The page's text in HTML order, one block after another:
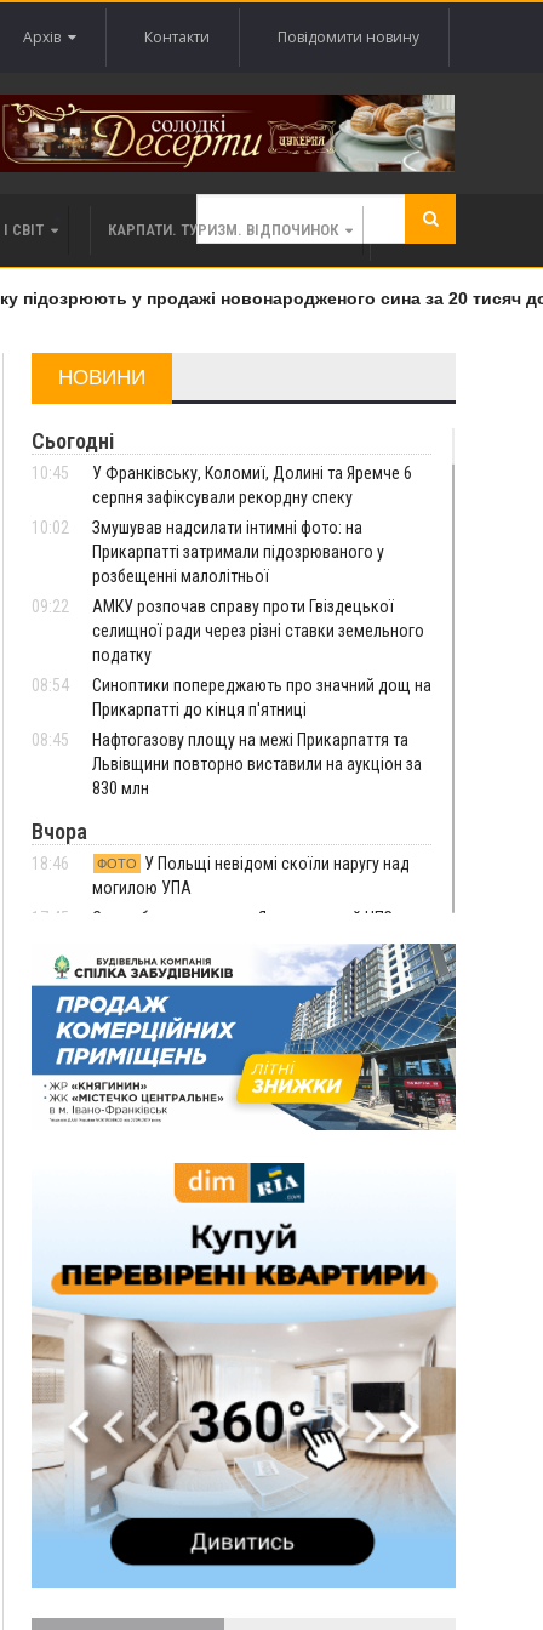
Архів Контакти Повідомити новину
СВІТ КАРПАТИ. ТУРИЗМ. ВІДПОЧИНОК
у продажі новонародженого сина за 20 тисяч
НОВИНИ
Сьогодні
10:45
У Франківську, Коломиї, Долині та Яремче 6
серпня зафіксували рекордну спеку
10:02
Змушував надсилати інтимні фото: на
Прикарпатті затримали підозрюваного у
розбещенні малолітньої
09:22
АМКУ розпочав справу проти Гвіздецької
селищної ради через різні ставки земельного
податку
08:54
Синоптики попереджають про значний дощ на
Прикарпатті до кінця п'ятниці
08:45
Нафтогазову площу на межі Прикарпаття та
Львівщини повторно виставили на аукціон за
830 млн
Вчора
18:46 ФОТО
У Польщі невідомі скоїли наругу над
могилою УПА
17:45
Сили оборони уразила Ярославський НПЗ та
кораблі берегової охорони фсб у Керчі
17:17
ВІДЕО Скарби Музею писанкового розпису
побачать далеко за межами Коломиї
16:42
Поблизу Франківська п'яний на Chevrolet
втікав від поліції
16:27
На Прикарпатті триває декларування
вогнепальної зброї: уже зареєстровано 282
Понад 9 тис. прикарпатських вступників
отримали рекомендації до зарахування на
бакалаврат у ВНЗ
Кілька вулиць у Долині тимчасово залишаться
без газу
15:02
ФОТО У Старуні відбулася Патріарша проща
14:35
Не знає англійську на достатньому рівні.
Франківець Лев Кишакевич не зможе стати
суддею Міжнародного кримінального суду
14:14
У Ворохті проведуть Кубок ФЛСУ зі стрибків
на лижах, пам'яті оборонця Богдана Бухонка
13:30
ФОТО На Калущині розшукали чоловіка, який
три дні блукав у лісі
Боднар розповів про реакцію влади Польщі
на атаки на українців та про зміни після 23
серпня
12:31
ВІДЕО "Едельвейси" щемливо привітали рідну
Коломию з Днем міста